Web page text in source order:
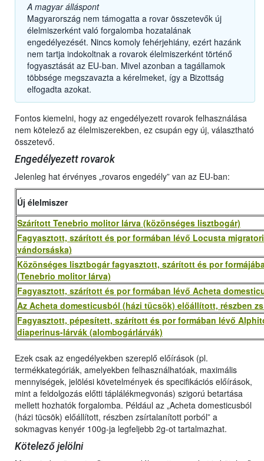
A magyar álláspont
Magyarország nem támogatta a rovar összetevők új
élelmiszerként való forgalomba hozatalának
engedélyezését. Nincs komoly fehérjehiány, ezért hazánk
nem tartja indokoltnak a rovarok élelmiszerként történő
fogyasztását az EU-ban. Mivel azonban a tagállamok
többsége megszavazta a kérelmeket, így a Bizottság
elfogadta azokat.
Fontos kiemelni, hogy az engedélyezett rovarok felhasználása
nem kötelező az élelmiszerekben, ez csupán egy új, választható
összetevő.
Engedélyezett rovarok
Jelenleg hat érvényes „rovaros engedély” van az EU-ban:
Új élelmiszer
Szárított Tenebrio molitor lárva (közönséges lisztbogár)
Fagyasztott, szárított és por formában lévő Locusta
vándorsáska)
Közönséges lisztbogár fagyasztott, szárított és por
(Tenebrio molitor lárva)
Fagyasztott, szárított és por formában lévő Acheta
Az Acheta domesticusból (házi tücsök) előállított, részben
Fagyasztott, pépesített, szárított és por formában lévő
diaperinus-lárvák (alombogárlárvák)
Ezek csak az engedélyekben szereplő előírások (pl.
termékkategóriák, amelyekben felhasználhatóak, maximális
mennyiségek, jelölési követelmények és specifikációs előírások,
mint a feldolgozás előtti táplálékmegvonás) szigorú betartása
mellett hozhatók forgalomba. Például az „Acheta domesticusból
(házi tücsök) előállított, részben zsírtalanított porból” a
sokmagvas kenyér 100g-ja legfeljebb 2g-ot tartalmazhat.
Kötelező jelölni